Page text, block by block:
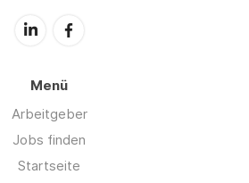
Menü
Arbeitgeber
Jobs finden
Startseite